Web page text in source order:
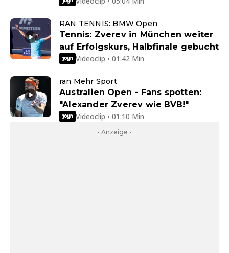
RAN TENNIS: BMW Open
Tennis: Zverev in München weiter
auf Erfolgskurs, Halbfinale gebucht
Videoclip • 01:42 Min
ran Mehr Sport
Australien Open - Fans spotten:
"Alexander Zverev wie BVB!"
Videoclip • 01:10 Min
- Anzeige -